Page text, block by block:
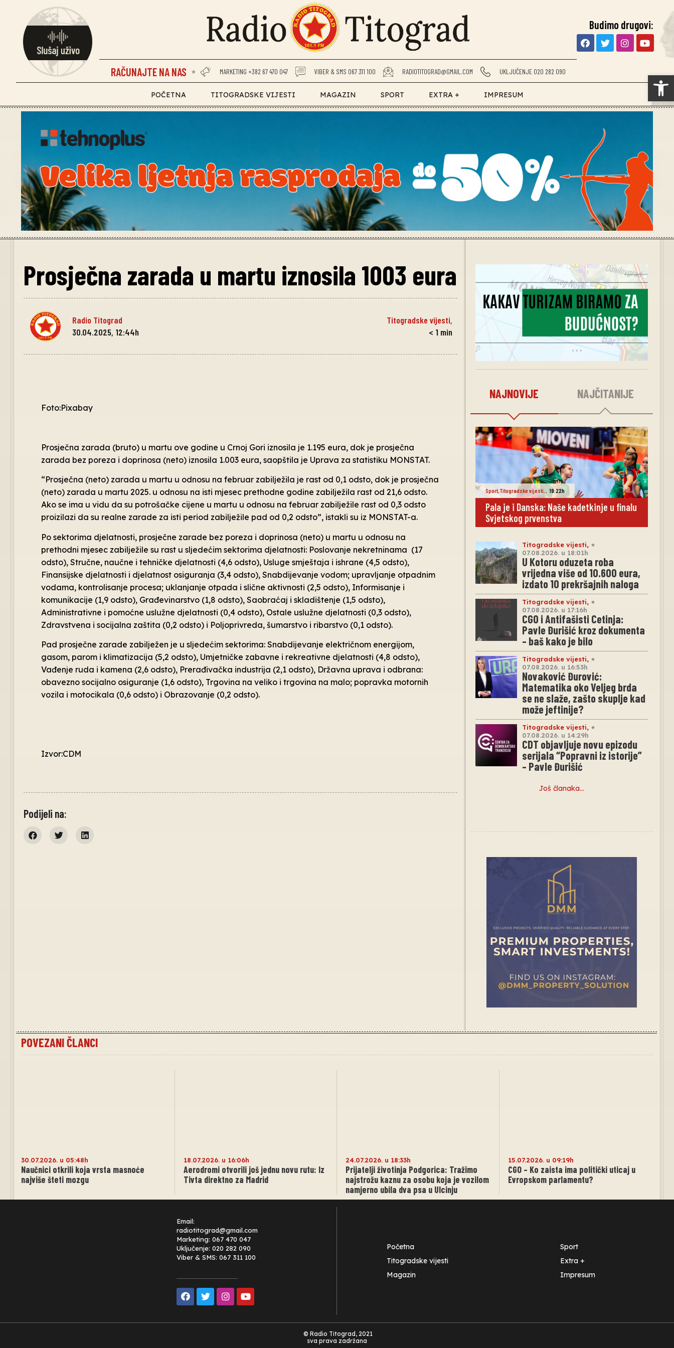
RAČUNAJTE NA NAS MARKETING +382 67 470 047 VIBER & SMS 067 311 100 RADIOTITOGRAD@GMAIL.COM UKLJUČENJE 020 282 090
Budimo drugovi:
POČETNA TITOGRADSKE VIJESTI MAGAZIN SPORT EXTRA + IMPRESUM
Prosječna zarada u martu iznosila 1003 eura
Radio Titograd Titogradske vijesti,
30.04.2025, 12:44h
< 1 min
Foto:Pixabay
Prosječna zarada (bruto) u martu ove godine u Crnoj Gori iznosila je 1.195 eura, dok je prosječna
zarada bez poreza i doprinosa (neto) iznosila 1.003 eura, saopštila je Uprava za statistiku MONSTAT.
“Prosječna (neto) zarada u martu u odnosu na februar zabilježila je rast od 0,1 odsto, dok je prosječna
(neto) zarada u martu 2025. u odnosu na isti mjesec prethodne godine zabilježila rast od 21,6 odsto.
Ako se ima u vidu da su potrošačke cijene u martu u odnosu na februar zabilježile rast od 0,3 odsto
proizilazi da su realne zarade za isti period zabilježile pad od 0,2 odsto”, istakli su iz MONSTAT-a.
Po sektorima djelatnosti, prosječne zarade bez poreza i doprinosa (neto) u martu u odnosu na
prethodni mjesec zabilježile su rast u sljedećim sektorima djelatnosti: Poslovanje nekretninama (17
odsto), Stručne, naučne i tehničke djelatnosti (4,6 odsto), Usluge smještaja i ishrane (4,5 odsto),
Finansijske djelatnosti i djelatnost osiguranja (3,4 odsto), Snabdijevanje vodom; upravljanje otpadnim
vodama, kontrolisanje procesa; uklanjanje otpada i slične aktivnosti (2,5 odsto), Informisanje i
komunikacije (1,9 odsto), Građevinarstvo (1,8 odsto), Saobraćaj i skladištenje (1,5 odsto),
Administrativne i pomoćne uslužne djelatnosti (0,4 odsto), Ostale uslužne djelatnosti (0,3 odsto),
Zdravstvena i socijalna zaštita (0,2 odsto) i Poljoprivreda, šumarstvo i ribarstvo (0,1 odsto).
Pad prosječne zarade zabilježen je u sljedećim sektorima: Snabdijevanje električnom energijom,
gasom, parom i klimatizacija (5,2 odsto), Umjetničke zabavne i rekreativne djelatnosti (4,8 odsto),
Vađenje ruda i kamena (2,6 odsto), Prerađivačka industrija (2,1 odsto), Državna uprava i odbrana:
obavezno socijalno osiguranje (1,6 odsto), Trgovina na veliko i trgovina na malo; popravka motornih
vozila i motocikala (0,6 odsto) i Obrazovanje (0,2 odsto).
Izvor:CDM
Podijeli na:
NAJNOVIJE NAJČITANIJE
Sport,Titogradske vijesti,, 19:22h
Pala je i Danska: Naše kadetkinje u finalu
Svjetskog prvenstva
Titogradske vijesti,
07.08.2026. u 18:01h
U Kotoru oduzeta roba
vrijedna više od 10.600 eura,
izdato 10 prekršajnih naloga
Titogradske vijesti,
07.08.2026. u 17:16h
CGO i Antifašisti Cetinja:
Pavle Đurišić kroz dokumenta
– baš kako je bilo
Titogradske vijesti,
07.08.2026. u 16:53h
Novaković Đurović:
Matematika oko Veljeg brda
se ne slaže, zašto skuplje kad
može jeftinije?
Titogradske vijesti,
07.08.2026. u 14:29h
CDT objavljuje novu epizodu
serijala “Popravni iz istorije”
– Pavle Đurišić
Još članaka…
POVEZANI ČLANCI
30.07.2026. u 05:48h
Naučnici otkrili koja vrsta masnoće
najviše šteti mozgu
18.07.2026. u 16:06h
Aerodromi otvorili još jednu novu rutu: Iz
Tivta direktno za Madrid
24.07.2026. u 18:33h
Prijatelji životinja Podgorica: Tražimo
najstrožu kaznu za osobu koja je vozilom
namjerno ubila dva psa u Ulcinju
15.07.2026. u 09:19h
CGO – Ko zaista ima politički uticaj u
Evropskom parlamentu?
Email:
radiotitograd@gmail.com
Marketing: 067 470 047
Uključenje: 020 282 090
Viber & SMS: 067 311 100
Početna
Titogradske vijesti
Magazin
Sport
Extra +
Impresum
© Radio Titograd, 2021
sva prava zadržana